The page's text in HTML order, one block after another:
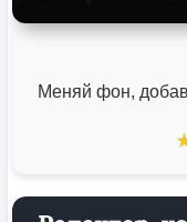
Меняй фон,